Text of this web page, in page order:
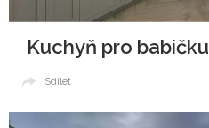
Kuchyň pro babičku
Sdílet